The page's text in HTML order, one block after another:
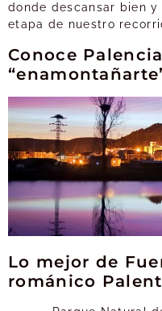
donde descansar bien
etapa de nuestro
Conoce
Lo mejor de
románico